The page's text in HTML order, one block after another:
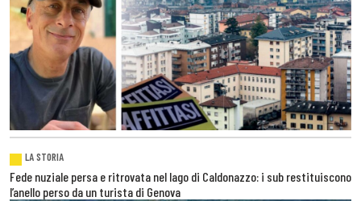
LA STORIA
Fede nuziale persa e ritrovata nel lago di Caldonazzo: i sub restituiscono
l’anello perso da un turista di Genova